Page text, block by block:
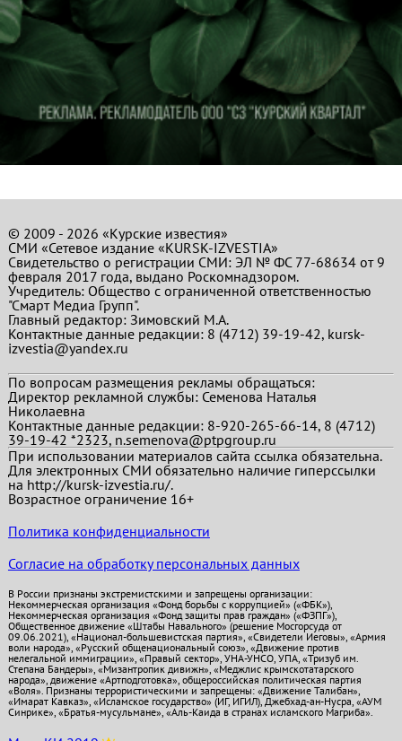
© 2009 - 2026 «Курские известия»
СМИ «Сетевое издание «KURSK-IZVESTIA»
Свидетельство о регистрации СМИ: ЭЛ № ФС 77-68634 от 9
февраля 2017 года, выдано Роскомнадзором.
Учредитель: Общество с ограниченной ответственностью
"Смарт Медиа Групп".
Главный редактор:Зимовский М.А.
Контактные данные редакции: 8 (4712) 39-19-42, kursk-
izvestia@yandex.ru
По вопросам размещения рекламы обращаться:
Директор рекламной службы: Семенова Наталья
Николаевна
Контактные данные редакции: 8-920-265-66-14, 8 (4712)
39-19-42 *2323, n.semenova@ptpgroup.ru
При использовании материалов сайта ссылка обязательна.
Для электронных СМИ обязательно наличие гиперссылки
на http://kursk-izvestia.ru/.
Возрастное ограничение 16+
Политика конфиденциальности
Согласие на обработку персональных данных
В России признаны экстремистскими и запрещены организации:
Некоммерческая организация «Фонд борьбы с коррупцией» («ФБК»),
Некоммерческая организация «Фонд защиты прав граждан» («ФЗПГ»),
Общественное движение «Штабы Навального» (решение Мосгорсуда от
09.06.2021), «Национал-большевистская партия», «Свидетели Иеговы», «Армия
воли народа», «Русский общенациональный союз», «Движение против
нелегальной иммиграции», «Правый сектор», УНА-УНСО, УПА, «Тризуб им.
Степана Бандеры», «Мизантропик дивижн», «Меджлис крымскотатарского
народа», движение «Артподготовка», общероссийская политическая партия
«Воля». Признаны террористическими и запрещены: «Движение Талибан»,
«Имарат Кавказ», «Исламское государство» (ИГ, ИГИЛ), Джебхад-ан-Нусра, «АУМ
Синрике», «Братья-мусульмане», «Аль-Каида в странах исламского Магриба».